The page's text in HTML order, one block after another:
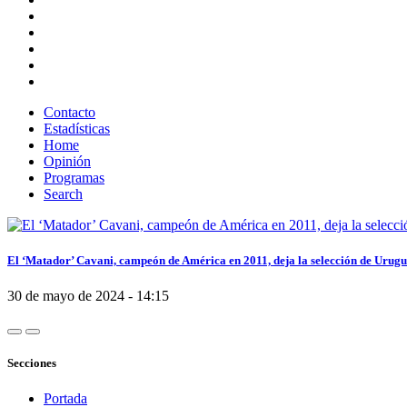
Contacto
Estadísticas
Home
Opinión
Programas
Search
El ‘Matador’ Cavani, campeón de América en 2011, deja la selección de
30 de mayo de 2024 - 14:15
Secciones
Portada